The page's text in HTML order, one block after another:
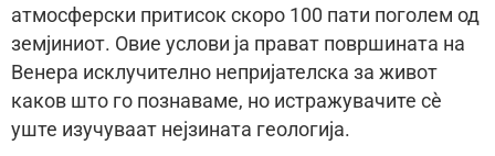
атмосферски притисок скоро 100 пати поголем од
земјиниот. Овие услови ја прават површината на
Венера исклучително непријателска за живот
каков што го познаваме, но истражувачите сè
уште изучуваат нејзината геологија.